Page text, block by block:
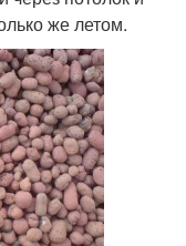
же летом.